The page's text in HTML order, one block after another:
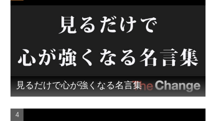
見るだけで心が強くなる名言集